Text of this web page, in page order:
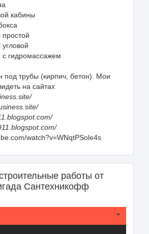
кабины
простой
с гидромассажем
под трубы (кирпич, бетон). Мои
на сайтах
watch?v=WNqtPSole4s
работы от
Сантехникофф